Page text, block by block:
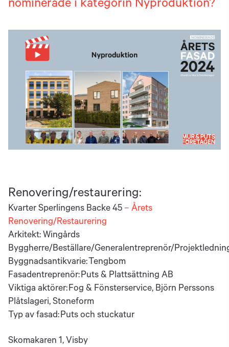
nominerade i kategorin Nyproduktion?
Renovering/restaurering:
Kvarter Sperlingens Backe 45 – Årets
Renovering/Restaurering
Arkitekt: Wingårds
Byggherre/Beställare/Generalentreprenör/
Byggnadsantikvarie: Tengbom
Fasadentreprenör: Puts & Plattsättning AB
Viktiga aktörer: Fog & Fönsterservice, Björn Perssons
Plåtslageri, Stoneform
Typ av fasad: Puts och stuckatur
Skomakaren 1, Visby